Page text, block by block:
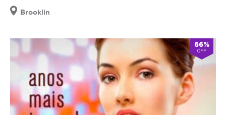
Brooklin
66%
OFF